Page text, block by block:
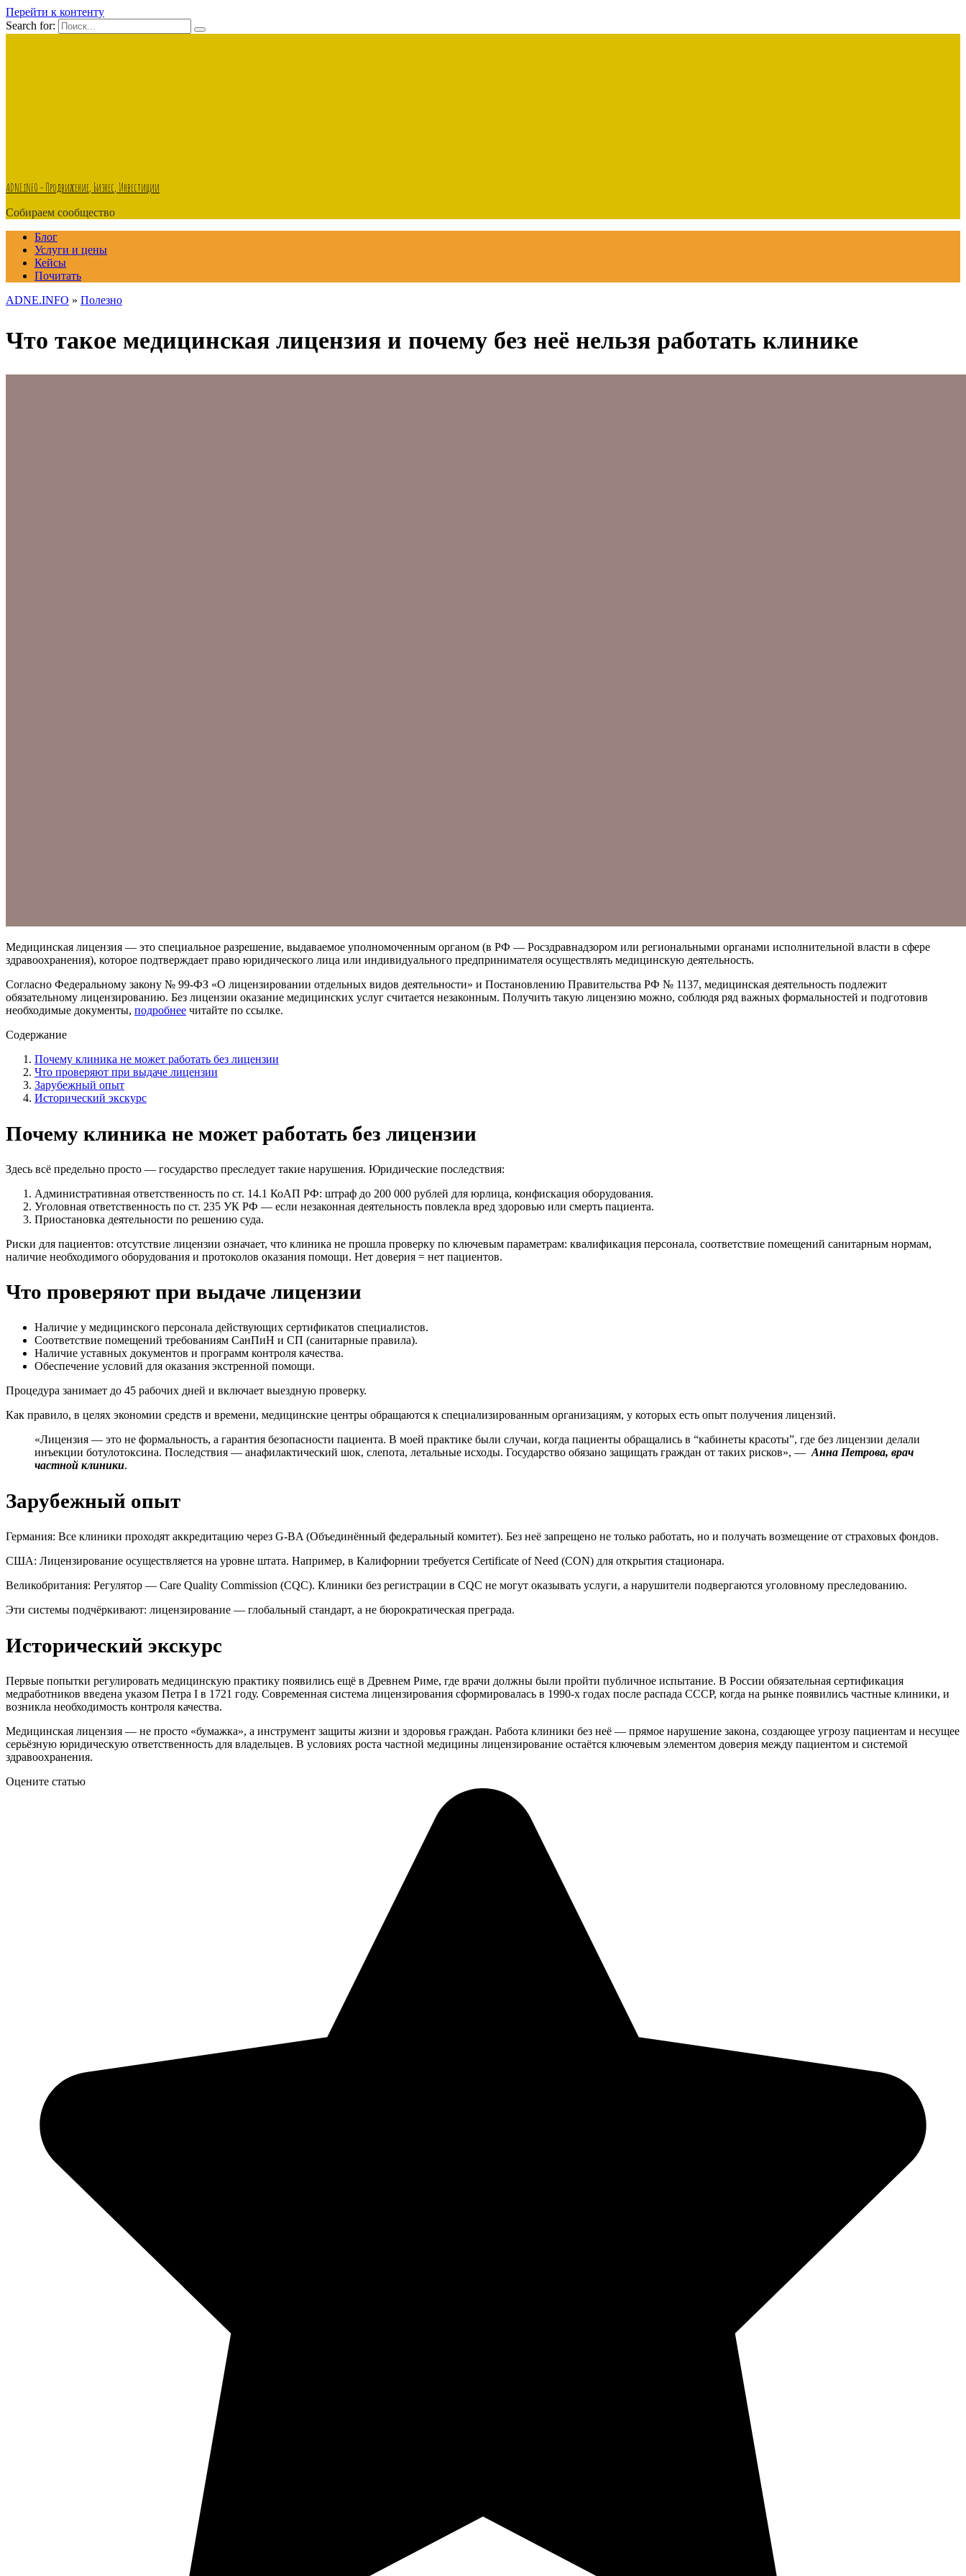
Перейти к контенту
Search for:
ADNE.iNFO - Продвижение, Бизнес, Инвестиции
Собираем сообщество
Блог
Услуги и цены
Кейсы
Почитать
ADNE.INFO » Полезно
Что такое медицинская лицензия и почему без неё нельзя работать клинике
Медицинская лицензия — это специальное разрешение, выдаваемое уполномоченным органом (в РФ — Росздравнадзором или региональными органами исполнительной власти в сфере
здравоохранения), которое подтверждает право юридического лица или индивидуального предпринимателя осуществлять медицинскую деятельность.
Согласно Федеральному закону № 99-ФЗ «О лицензировании отдельных видов деятельности» и Постановлению Правительства РФ № 1137, медицинская деятельность подлежит
обязательному лицензированию. Без лицензии оказание медицинских услуг считается незаконным. Получить такую лицензию можно, соблюдя ряд важных формальностей и подготовив
необходимые документы, подробнее читайте по ссылке.
Содержание
Почему клиника не может работать без лицензии
Что проверяют при выдаче лицензии
Зарубежный опыт
Исторический экскурс
Почему клиника не может работать без лицензии
Здесь всё предельно просто — государство преследует такие нарушения. Юридические последствия:
Административная ответственность по ст. 14.1 КоАП РФ: штраф до 200 000 рублей для юрлица, конфискация оборудования.
Уголовная ответственность по ст. 235 УК РФ — если незаконная деятельность повлекла вред здоровью или смерть пациента.
Приостановка деятельности по решению суда.
Риски для пациентов: отсутствие лицензии означает, что клиника не прошла проверку по ключевым параметрам: квалификация персонала, соответствие помещений санитарным нормам,
наличие необходимого оборудования и протоколов оказания помощи. Нет доверия = нет пациентов.
Что проверяют при выдаче лицензии
Наличие у медицинского персонала действующих сертификатов специалистов.
Соответствие помещений требованиям СанПиН и СП (санитарные правила).
Наличие уставных документов и программ контроля качества.
Обеспечение условий для оказания экстренной помощи.
Процедура занимает до 45 рабочих дней и включает выездную проверку.
Как правило, в целях экономии средств и времени, медицинские центры обращаются к специализированным организациям, у которых есть опыт получения лицензий.
«Лицензия — это не формальность, а гарантия безопасности пациента. В моей практике были случаи, когда пациенты обращались в “кабинеты красоты”, где без лицензии делали
инъекции ботулотоксина. Последствия — анафилактический шок, слепота, летальные исходы. Государство обязано защищать граждан от таких рисков», — Анна Петрова, врач
частной клиники.
Зарубежный опыт
Германия: Все клиники проходят аккредитацию через G-BA (Объединённый федеральный комитет). Без неё запрещено не только работать, но и получать возмещение от страховых фондов.
США: Лицензирование осуществляется на уровне штата. Например, в Калифорнии требуется Certificate of Need (CON) для открытия стационара.
Великобритания: Регулятор — Care Quality Commission (CQC). Клиники без регистрации в CQC не могут оказывать услуги, а нарушители подвергаются уголовному преследованию.
Эти системы подчёркивают: лицензирование — глобальный стандарт, а не бюрократическая преграда.
Исторический экскурс
Первые попытки регулировать медицинскую практику появились ещё в Древнем Риме, где врачи должны были пройти публичное испытание. В России обязательная сертификация
медработников введена указом Петра I в 1721 году. Современная система лицензирования сформировалась в 1990-х годах после распада СССР, когда на рынке появились частные клиники, и
возникла необходимость контроля качества.
Медицинская лицензия — не просто «бумажка», а инструмент защиты жизни и здоровья граждан. Работа клиники без неё — прямое нарушение закона, создающее угрозу пациентам и несущее
серьёзную юридическую ответственность для владельцев. В условиях роста частной медицины лицензирование остаётся ключевым элементом доверия между пациентом и системой
здравоохранения.
Оцените статью